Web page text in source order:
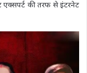
की तरफ से इंटरनेट